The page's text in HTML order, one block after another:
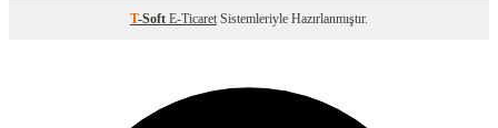
T-Soft E-Ticaret Sistemleriyle Hazırlanmıştır.